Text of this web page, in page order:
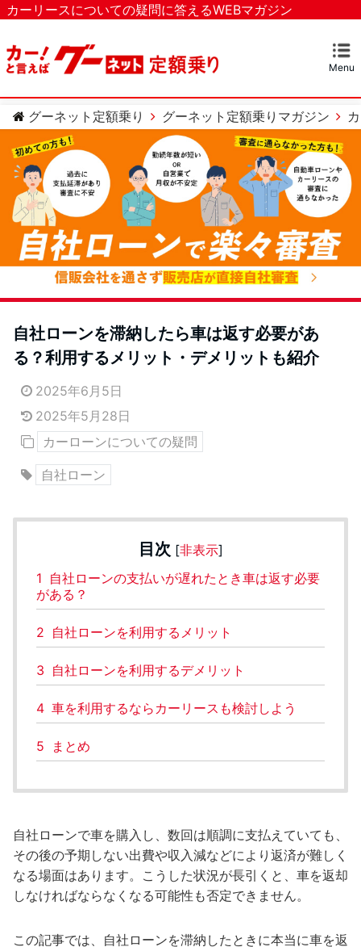
カーリースについての疑問に答えるWEBマガジン
Menu
マガジンTOP
カーリースとは？
ベストなカーリースを探す
カテゴリー
カーリースについての疑問
カーローンについての疑問
車のメンテナンスについての疑問
グーネット定額乗り
グーネット定額乗りマガジン
自社ローンを滞納したら車は返す必要があ
る？利用するメリット・デメリットも紹介
2025年6月5日
2025年5月28日
カーローンについての疑問
自社ローン
目次 [非表示]
1 自社ローンの支払いが遅れたとき車は返す必要
がある？
2 自社ローンを利用するメリット
3 自社ローンを利用するデメリット
4 車を利用するならカーリースも検討しよう
5 まとめ
自社ローンで車を購入し、数回は順調に支払えていても、
その後の予期しない出費や収入減などにより返済が難しく
なる場面はあります。こうした状況が長引くと、車を返却
しなければならなくなる可能性も否定できません。
この記事では、自社ローンを滞納したときに本当に車を返